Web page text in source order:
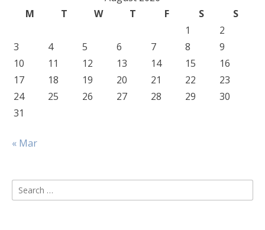
M
T W T F S
S
1
2
3
4 5 6 7 8
9
10
11 12 13 14 15
16
17
18 19 20 21 22
23
24
25 26 27 28 29
30
31
« Mar
Search
for: